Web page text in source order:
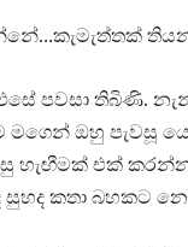
පවසා තිබිණි.
මගෙන් ඔහු පැවසූ
හැඟීමක් එක්
සුහද කතා බහකට